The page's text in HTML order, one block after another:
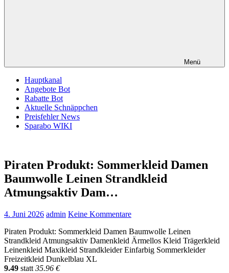
Menü
Hauptkanal
Angebote Bot
Rabatte Bot
Aktuelle Schnäppchen
Preisfehler News
Sparabo WIKI
Piraten Produkt: Sommerkleid Damen
Baumwolle Leinen Strandkleid
Atmungsaktiv Dam…
4. Juni 2026 admin Keine Kommentare
Piraten Produkt: Sommerkleid Damen Baumwolle Leinen
Strandkleid Atmungsaktiv Damenkleid Ärmellos Kleid Trägerkleid
Leinenkleid Maxikleid Strandkleider Einfarbig Sommerkleider
Freizeitkleid Dunkelblau XL
9.49 statt 35.96 €